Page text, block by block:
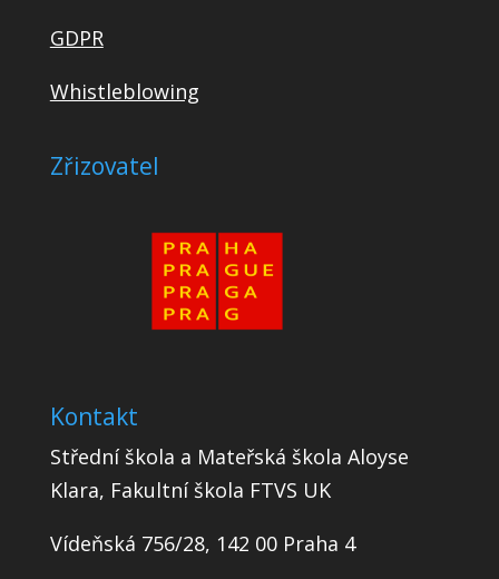
GDPR
Whistleblowing
Zřizovatel
Kontakt
Střední škola a Mateřská škola Aloyse
Klara, Fakultní škola FTVS UK
Vídeňská 756/28, 142 00 Praha 4